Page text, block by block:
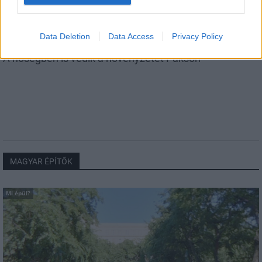
Data Deletion Data Access Privacy Policy
A hőségben is védik a növényzetet Pakson
MAGYAR ÉPÍTŐK
Mi épül?